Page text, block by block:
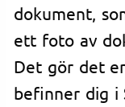
dokument,
ett foto av
Det gör det
befinner dig i